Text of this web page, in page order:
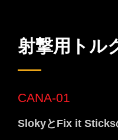
射撃用トル
CANA-01
SlokyとFix it Sticks